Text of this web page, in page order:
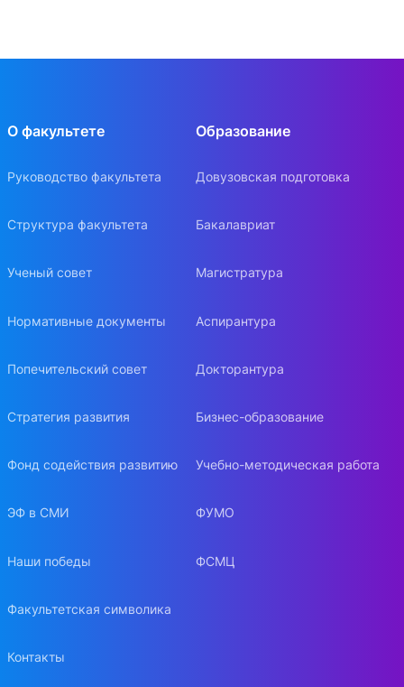
О факультете
Руководство факультета
Структура факультета
Ученый совет
Нормативные документы
Попечительский совет
Стратегия развития
Фонд содействия развитию
ЭФ в СМИ
Наши победы
Факультетская символика
Контакты
Образование
Довузовская подготовка
Бакалавриат
Магистратура
Аспирантура
Докторантура
Бизнес-образование
Учебно-методическая работа
ФУМО
ФСМЦ